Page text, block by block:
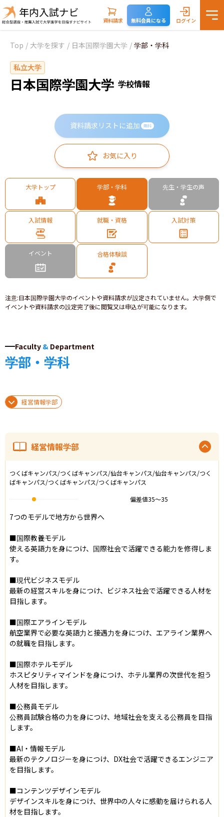
資料請求 無料会員になる ログイン
Top / 大学を探す / 日本国際学園大学 / 学部・学科
私立大学
日本国際学園大学 学校情報
資料請求リストに追加 無料
お気に入り
大学トップ 学部・学科 先生・学生の声
入試情報 就職・資格 入試対策
イベント 合格体験談
注意:日本国際学園大学のイベントや資料請求が設定されていません。大学側で
イベントや資料請求の設定完了後に閲覧又は申込が可能になります。
Faculty & Department
学部・学科
経営情報学部
経営情報学部
つくばキャンパス/つくばキャンパス/仙台キャンパス/仙台キャンパス/つく
ばキャンパス/つくばキャンパス/つくばキャンパス
偏差値35〜35
7つのモデルで地方から世界へ
■国際教養モデル
使える英語力を身につけ、国際社会で活躍できる能力を修得しま
す。
■現代ビジネスモデル
最新の経営スキルを身につけ、ビジネス社会で活躍できる人材を
目指します。
■国際エアラインモデル
航空業界で必要な英語力と接遇力を身につけ、エアライン業界へ
の就職を目指します。
■国際ホテルモデル
ホスピタリティマインドを身につけ、ホテル業界の次世代を担う
人材を目指します。
■公務員モデル
公務員試験合格の力を身につけ、地域社会を支える公務員を目指
します。
■AI・情報モデル
最新のテクノロジーを身につけ、DX社会で活躍できるエンジニア
を目指します。
■コンテンツデザインモデル
デザインスキルを身につけ、世界中の人々に感動を届けられる人
材を目指します。